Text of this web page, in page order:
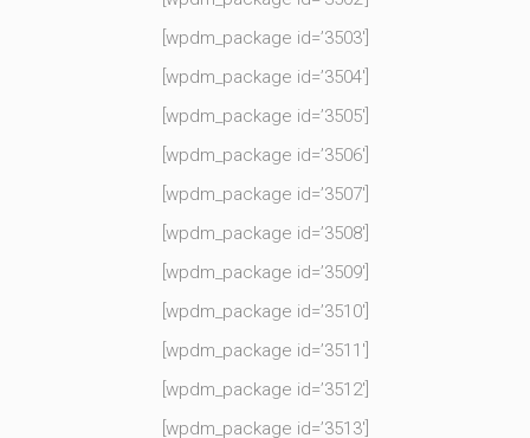
[wpdm_package id=’3503′]
[wpdm_package id=’3504′]
[wpdm_package id=’3505′]
[wpdm_package id=’3506′]
[wpdm_package id=’3507′]
[wpdm_package id=’3508′]
[wpdm_package id=’3509′]
[wpdm_package id=’3510′]
[wpdm_package id=’3511′]
[wpdm_package id=’3512′]
[wpdm_package id=’3513′]